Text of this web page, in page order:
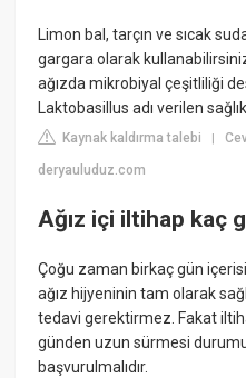
Limon bal, tarçın ve sıcak
gargara olarak
ağızda mikrobiyal çeşitliliği
Laktobasillus adı verilen
Kaynak kaldırma talebi |
deryauluduz.com
Ağız içi iltihap kaç
Çoğu zaman birkaç gün
ağız hijyeninin tam olarak
tedavi gerektirmez. Fakat
günden uzun sürmesi
başvurulmalıdır.